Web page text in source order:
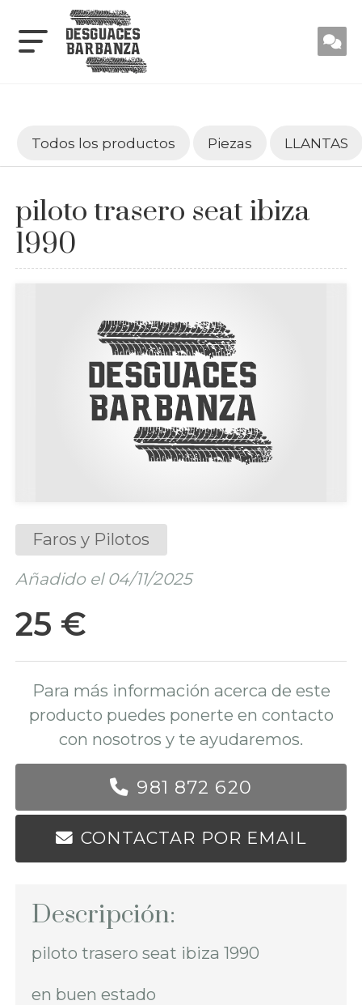
Todos los productos Piezas LLANTAS
piloto trasero seat ibiza
1990
Faros y Pilotos
Añadido el 04/11/2025
25 €
Para más información acerca de este
producto puedes ponerte en contacto
con nosotros y te ayudaremos.
981 872 620
CONTACTAR POR EMAIL
Descripción:
piloto trasero seat ibiza 1990
en buen estado